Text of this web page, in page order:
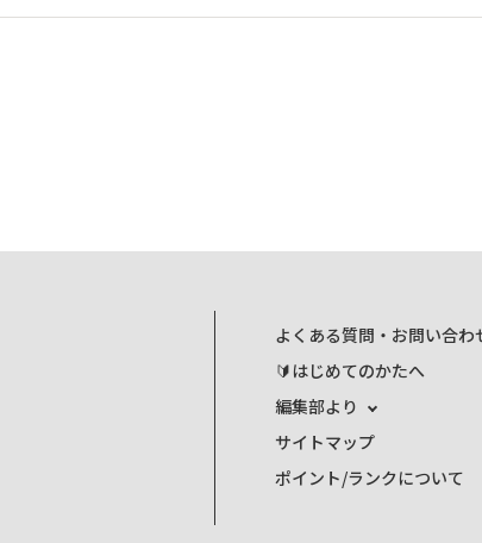
よくある質問・お問い合わ
🔰はじめてのかたへ
編集部より
サイトマップ
ポイント/ランクについて